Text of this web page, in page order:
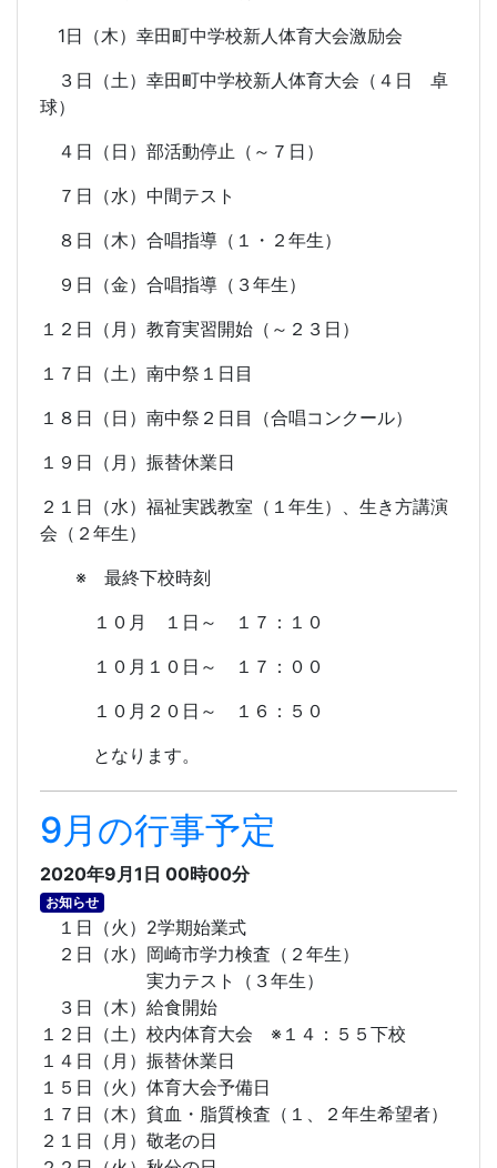
1日（木）幸田町中学校新人体育大会激励会
３日（土）幸田町中学校新人体育大会（４日 卓
球）
４日（日）部活動停止（～７日）
７日（水）中間テスト
８日（木）合唱指導（１・２年生）
９日（金）合唱指導（３年生）
１２日（月）教育実習開始（～２３日）
１７日（土）南中祭１日目
１８日（日）南中祭２日目（合唱コンクール）
１９日（月）振替休業日
２１日（水）福祉実践教室（１年生）、生き方講演
会（２年生）
※ 最終下校時刻
１０月 １日～ １７：１０
１０月１０日～ １７：００
１０月２０日～ １６：５０
となります。
9月の行事予定
2020年9月1日 00時00分
お知らせ
１日（火）2学期始業式
２日（水）岡崎市学力検査（２年生）
実力テスト（３年生）
３日（木）給食開始
１２日（土）校内体育大会 ※１４：５５下校
１４日（月）振替休業日
１５日（火）体育大会予備日
１７日（木）貧血・脂質検査（１、２年生希望者）
２１日（月）敬老の日